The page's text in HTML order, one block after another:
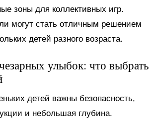
зоны для коллективных игр.
могут стать отличным решением
детей разного возраста.
улыбок: что выбрать
детей важны безопасность,
и небольшая глубина.